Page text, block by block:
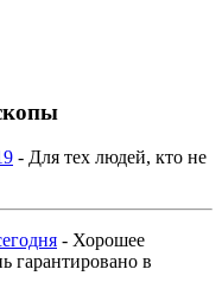
- Для тех людей, кто не
- Хорошее
гарантировано в